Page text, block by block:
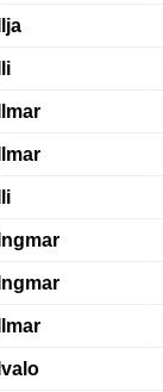
Ilja
Ili
Ilmar
Ilmar
Ili
Ingmar
Ingmar
Ilmar
Ivalo